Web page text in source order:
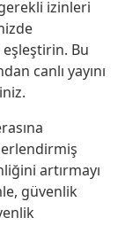
izinleri
eşleştirin. Bu
canlı yayını
artırmayı
güvenlik